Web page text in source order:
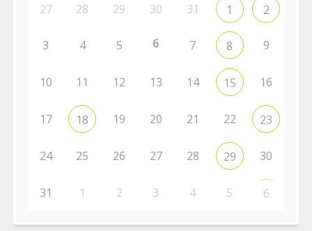
27 28 29 30 31 1 2
3 4 5 6 7 8 9
10 11 12 13 14 15 16
17 18 19 20 21 22 23
24 25 26 27 28 29 30
31 1 2 3 4 5 6